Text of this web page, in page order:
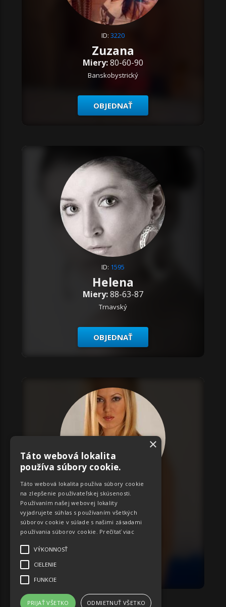
ID: 3220
Zuzana
Miery:80-60-90
Banskobystrický
OBJEDNAŤ
ID: 1595
Helena
Miery:88-63-87
Trnavský
OBJEDNAŤ
ID:793
Zlatica
Miery:89-65-94
×
Táto webová lokalita
používa súbory cookie.
Táto webová lokalita používa súbory cookie
na zlepšenie používateľskej skúsenosti.
Používaním našej webovej lokality
vyjadrujete súhlas s používaním všetkých
súborov cookie v súlade s našimi zásadami
používania súborov cookie. Prečítať viac
VÝKONNOSŤ
CIELENIE
FUNKCIE
PRIJAŤ VŠETKO ODMIETNUŤ VŠETKO